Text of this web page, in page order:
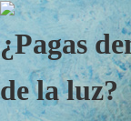
¿Pagas
de la luz?